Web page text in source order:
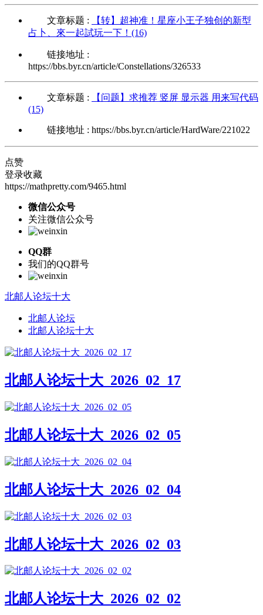
文章标题 :
【转】超神准！星座小王子独创的新型
占卜、來一起試玩一下！(16)
链接地址 :
https://bbs.byr.cn/article/Constellations/326533
文章标题 :
【问题】求推荐 竖屏 显示器 用来写代码
(15)
链接地址 : https://bbs.byr.cn/article/HardWare/221022
点赞
登录收藏
https://mathpretty.com/9465.html
微信公众号
关注微信公众号
QQ群
我们的QQ群号
北邮人论坛十大
北邮人论坛
北邮人论坛十大
北邮人论坛十大_2026_02_17
北邮人论坛十大_2026_02_05
北邮人论坛十大_2026_02_04
北邮人论坛十大_2026_02_03
北邮人论坛十大_2026_02_02